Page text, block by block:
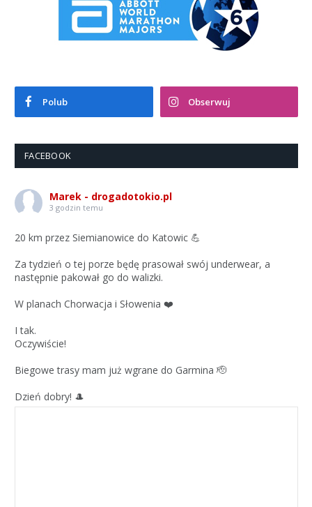
Polub Obserwuj
FACEBOOK
Marek - drogadotokio.pl
3 godzin temu
20 km przez Siemianowice do Katowic 💪
Za tydzień o tej porze będę prasował swój underwear, a
następnie pakował go do walizki.
W planach Chorwacja i Słowenia ❤️
I tak.
Oczywiście!
Biegowe trasy mam już wgrane do Garmina 🫡
Dzień dobry! 🎩